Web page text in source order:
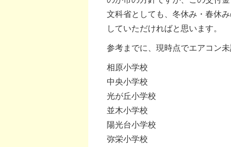
文科省としても、冬休み・春休
していただければと思います。
参考までに、現時点でエアコン
相原小学校
中央小学校
光が丘小学校
並木小学校
陽光台小学校
弥栄小学校